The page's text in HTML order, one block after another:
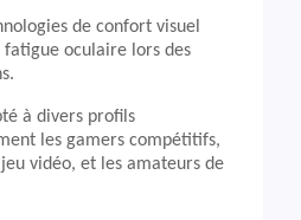
de confort visuel
oculaire lors des
à divers profils
les gamers compétitifs,
vidéo, et les amateurs de